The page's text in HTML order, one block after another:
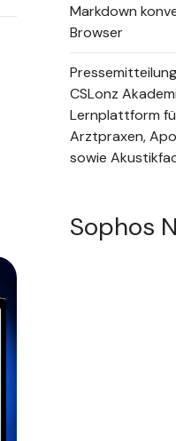
Markdown
Browser
CSLonz
Lernplattform
Arztpraxen,
sowie
Sophos